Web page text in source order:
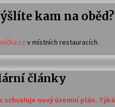
kam na oběd?
v místních restauracích.
články
schvaluje nový územní plán. Týká